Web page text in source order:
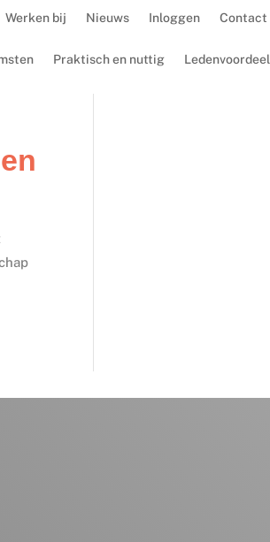
Werken bij Nieuws Inloggen Contact
Praktisch en nuttig Ledenvoordeel